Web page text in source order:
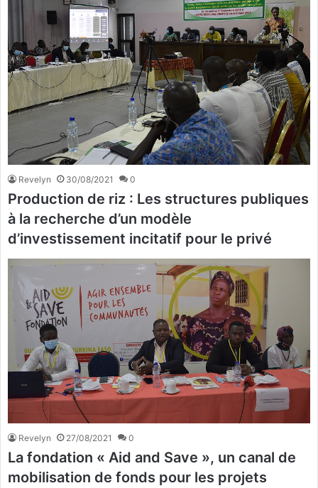
Revelyn 30/08/2021 0
Production de riz : Les structures publiques
à la recherche d’un modèle
d’investissement incitatif pour le privé
Revelyn 27/08/2021 0
La fondation « Aid and Save », un canal de
mobilisation de fonds pour les projets